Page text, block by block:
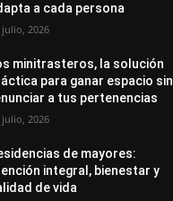
a cada persona
julio, 2026
minitrasteros, la solución
para ganar espacio sin
a tus pertenencias
julio, 2026
de mayores:
integral, bienestar y
de vida